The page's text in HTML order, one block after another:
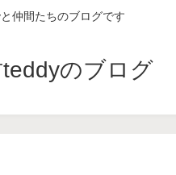
仲間たちのブログです
のブログ